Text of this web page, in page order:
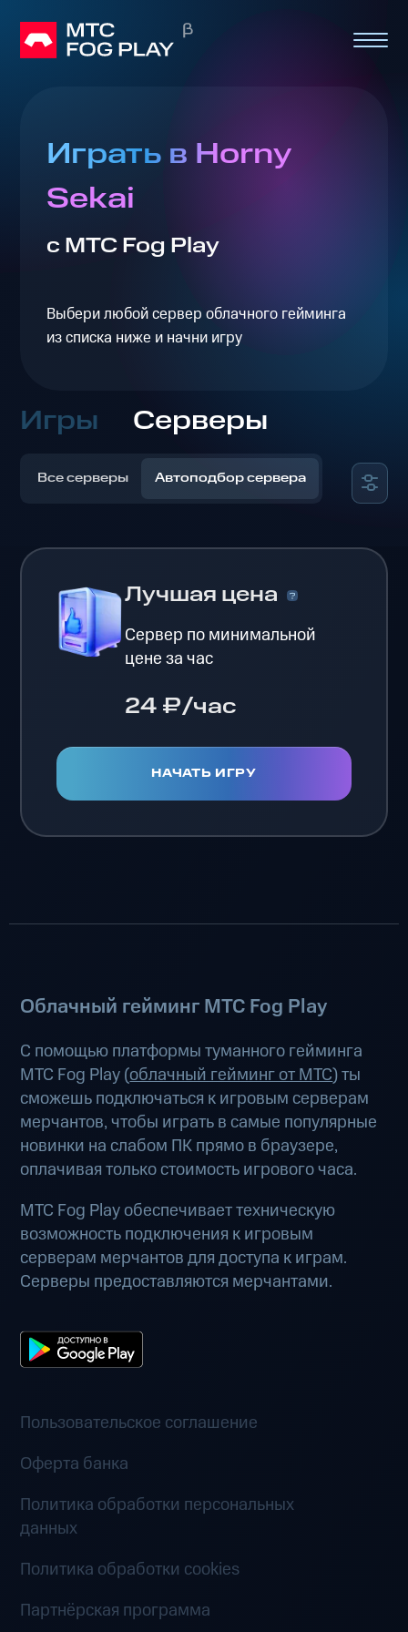
Играть в Horny
Sekai
с МТС Fog Play
Выбери любой сервер облачного гейминга
из списка ниже и начни игру
Игры Серверы
Все серверы Автоподбор сервера
Лучшая цена
Сервер по минимальной
цене за час
24 ₽/час
НАЧАТЬ ИГРУ
Облачный гейминг МТС Fog Play
С помощью платформы туманного гейминга
МТС Fog Play (облачный гейминг от МТС) ты
сможешь подключаться к игровым серверам
мерчантов, чтобы играть в самые популярные
новинки на слабом ПК прямо в браузере,
оплачивая только стоимость игрового часа.
МТС Fog Play обеспечивает техническую
возможность подключения к игровым
серверам мерчантов для доступа к играм.
Серверы предоставляются мерчантами.
Пользовательское соглашение
Оферта банка
Политика обработки персональных
данных
Политика обработки cookies
Партнёрская программа